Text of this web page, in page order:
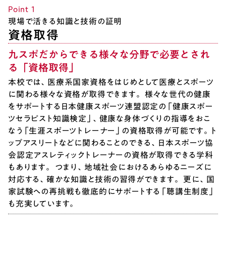
Point 1
現場で活きる知識と技術の証明
資格取得
九スポだからできる様々な分野で必要とされ
る「資格取得」
本校では、医療系国家資格をはじめとして医療とスポーツ
に関わる様々な資格が取得できます。 様々な世代の健康
をサポートする日本健康スポーツ連盟認定の「健康スポー
ツセラピスト知識検定」、健康な身体づくりの指導をおこ
なう「生涯スポーツトレーナー」の資格取得が可能です。ト
ップアスリートなどに関わることのできる、日本スポーツ協
会認定アスレティックトレーナーの資格が取得できる学科
もあります。 つまり、地域社会におけるあらゆるニーズに
対応する、確かな知識と技術の習得ができます。 更に、国
家試験への再挑戦も徹底的にサポートする「聴講生制度」
も充実しています。